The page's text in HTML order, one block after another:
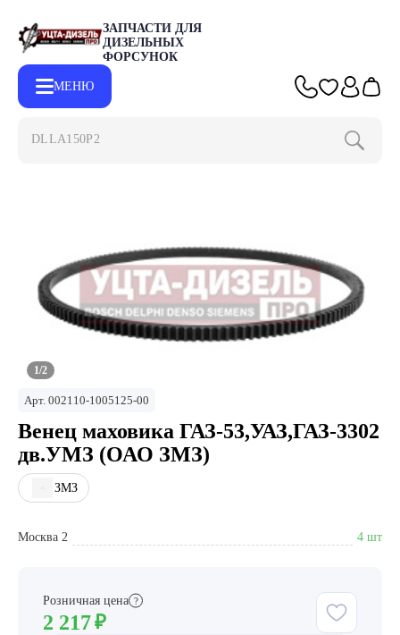
ЗАПЧАСТИ ДЛЯ
ДИЗЕЛЬНЫХ
ФОРСУНОК
МЕНЮ
DLLA150P215
Розничная цена ?
2 217₽
1/2
Арт. 002110-1005125-00
Венец маховика ГАЗ-53,УАЗ,ГАЗ-3302
дв.УМЗ (ОАО ЗМЗ)
ЗМЗ
Москва 2 4 шт